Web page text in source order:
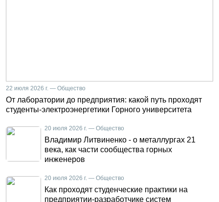
22 июля 2026 г. — Общество
От лаборатории до предприятия: какой путь проходят
студенты-электроэнергетики Горного университета
20 июля 2026 г. — Общество
Владимир Литвиненко - о металлургах 21
века, как части сообщества горных
инженеров
20 июля 2026 г. — Общество
Как проходят студенческие практики на
предприятии-разработчике систем